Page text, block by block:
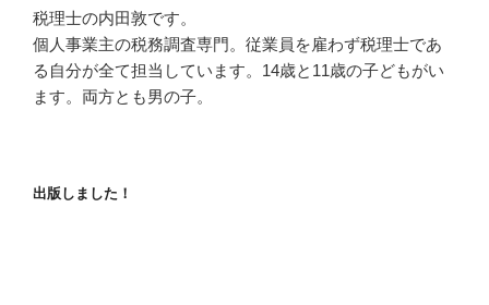
税理士の内田敦です。
個人事業主の税務調査専門。従業員を雇わず税理士であ
る自分が全て担当しています。14歳と11歳の子どもがい
ます。両方とも男の子。
出版しました！